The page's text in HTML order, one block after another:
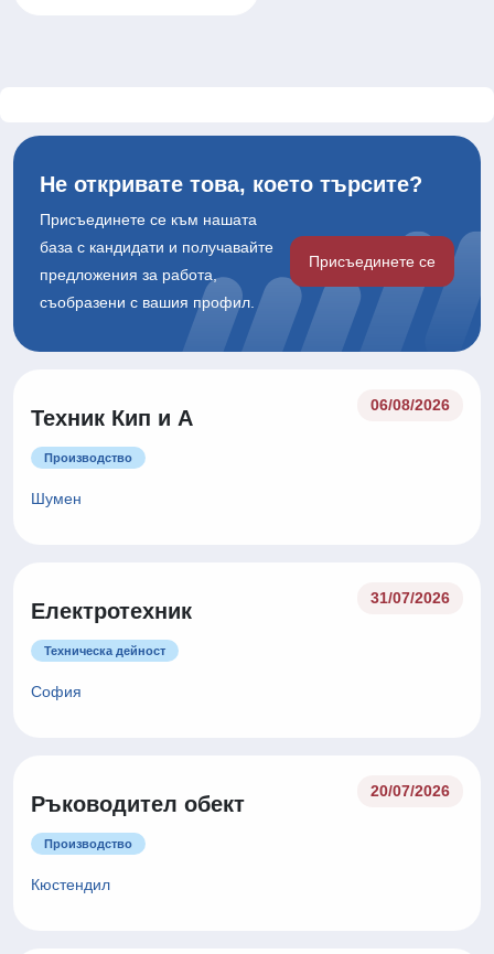
Не откривате това, което търсите?
Присъединете се към нашата
база с кандидати и получавайте
предложения за работа,
съобразени с вашия профил.
Присъединете се
Техник Кип и А
06/08/2026
Производство
Шумен
Електротехник
31/07/2026
Техническа дейност
София
Ръководител обект
20/07/2026
Производство
Кюстендил